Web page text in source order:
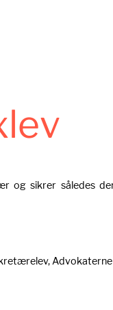
og sikrer således
Advokaterne